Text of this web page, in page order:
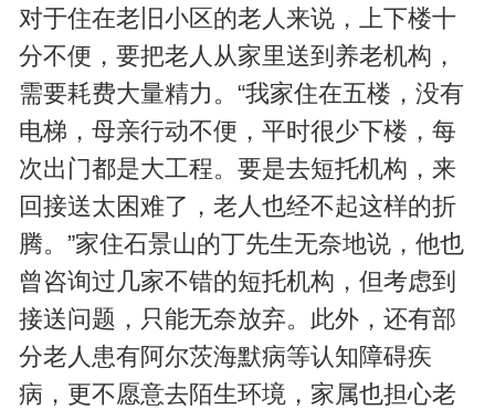
对于住在老旧小区的老人来说，上下楼十
分不便，要把老人从家里送到养老机构，
需要耗费大量精力。“我家住在五楼，没有
电梯，母亲行动不便，平时很少下楼，每
次出门都是大工程。要是去短托机构，来
回接送太困难了，老人也经不起这样的折
腾。”家住石景山的丁先生无奈地说，他也
曾咨询过几家不错的短托机构，但考虑到
接送问题，只能无奈放弃。此外，还有部
分老人患有阿尔茨海默病等认知障碍疾
病，更不愿意去陌生环境，家属也担心老